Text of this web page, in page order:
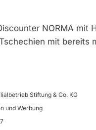
NORMA mit
mit bereits
Stiftung & Co. KG
und Werbung